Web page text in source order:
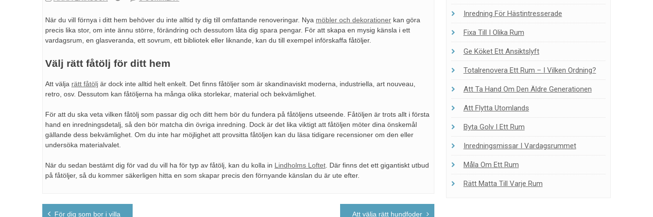
När du vill förnya i ditt hem behöver du inte alltid ty dig till omfattande renoveringar. Nya möbler och dekorationer kan göra
precis lika stor, om inte ännu större, förändring och dessutom låta dig spara pengar. För att skapa en mysig känsla i ett
vardagsrum, en glasveranda, ett sovrum, ett bibliotek eller liknande, kan du till exempel införskaffa fåtöljer.
Välj rätt fåtölj för ditt hem
Att välja rätt fåtölj är dock inte alltid helt enkelt. Det finns fåtöljer som är skandinaviskt moderna, industriella, art nouveau,
retro, osv. Dessutom kan fåtöljerna ha många olika storlekar, material och bekvämlighet.
För att du ska veta vilken fåtölj som passar dig och ditt hem bör du fundera på fåtöljens utseende. Fåtöljen är trots allt i första
hand en inredningsdetalj, så den bör matcha din övriga inredning. Dock är det lika viktigt att fåtöljen möter dina önskemål
gällande dess bekvämlighet. Om du inte har möjlighet att provsitta fåtöljen kan du läsa tidigare recensioner om den eller
undersöka materialvalet.
När du sedan bestämt dig för vad du vill ha för typ av fåtölj, kan du kolla in Lindholms Loftet . Där finns det ett gigantiskt utbud
på fåtöljer, så du kommer säkerligen hitta en som skapar precis den förnyande känslan du är ute efter.
Inläggsnavigering
För dig som bor i villa Att välja rätt hundfoder
Inredning För Hästintresserade
Fixa Till I Olika Rum
Ge Köket Ett Ansiktslyft
Totalrenovera Ett Rum – I Vilken Ordning?
Att Ta Hand Om Den Äldre Generationen
Att Flytta Utomlands
Byta Golv I Ett Rum
Inredningsmissar I Vardagsrummet
Måla Om Ett Rum
Rätt Matta Till Varje Rum